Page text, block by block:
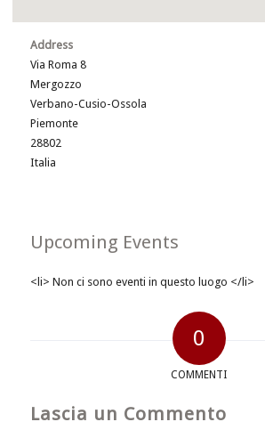
Address
Via Roma 8
Mergozzo
Verbano-Cusio-Ossola
Piemonte
28802
Italia
Upcoming Events
<li> Non ci sono eventi in questo luogo </li>
0
COMMENTI
Lascia un Commento